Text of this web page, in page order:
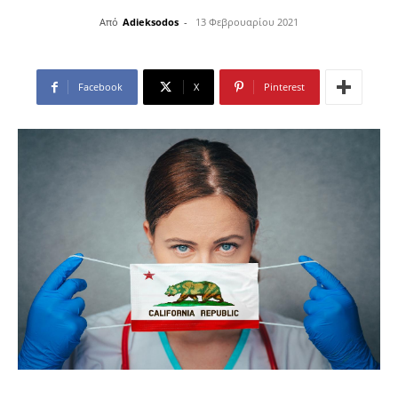
Από Adieksodos - 13 Φεβρουαρίου 2021
Facebook X Pinterest